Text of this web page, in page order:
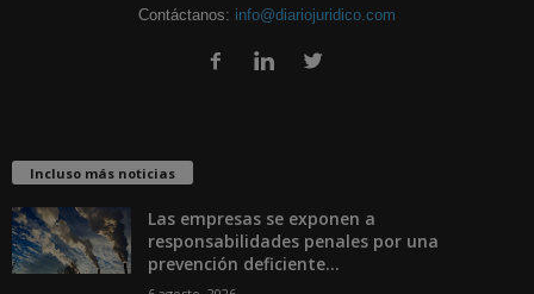
Contáctanos: info@diariojuridico.com
Incluso más noticias
Las empresas se exponen a
responsabilidades penales por una
prevención deficiente...